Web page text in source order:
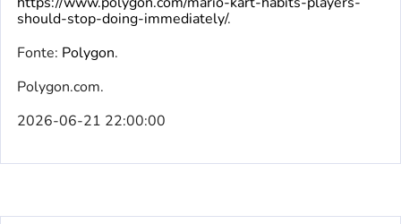
should-stop-doing-immediately/.
Fonte: Polygon.
Polygon.com.
2026-06-21 22:00:00